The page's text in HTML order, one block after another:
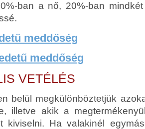
ban a nő, 20%-ban
meddőség
meddőség
VETÉLÉS
belül megkülönböztetjük
illetve akik a
kiviselni. Ha valakinél